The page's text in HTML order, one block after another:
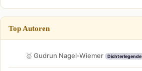
Top Autoren
🥇 Gudrun Nagel-Wiemer Dichterlegende